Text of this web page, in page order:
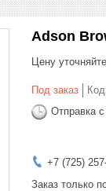
Adson
Цену уточняйте
Под заказ
Отправка
+7 (725)
Заказ только